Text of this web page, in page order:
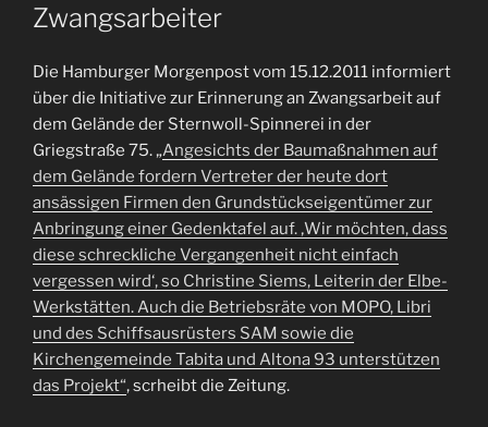
Zwangsarbeiter
Die Hamburger Morgenpost vom 15.12.2011 informiert
über die Initiative zur Erinnerung an Zwangsarbeit auf
dem Gelände der Sternwoll-Spinnerei in der
Griegstraße 75. „Angesichts der Baumaßnahmen auf
dem Gelände fordern Vertreter der heute dort
ansässigen Firmen den Grundstückseigentümer zur
Anbringung einer Gedenktafel auf. ‚Wir möchten, dass
diese schreckliche Vergangenheit nicht einfach
vergessen wird‘, so Christine Siems, Leiterin der Elbe-
Werkstätten. Auch die Betriebsräte von MOPO, Libri
und des Schiffsausrüsters SAM sowie die
Kirchengemeinde Tabita und Altona 93 unterstützen
das Projekt“, scrheibt die Zeitung.